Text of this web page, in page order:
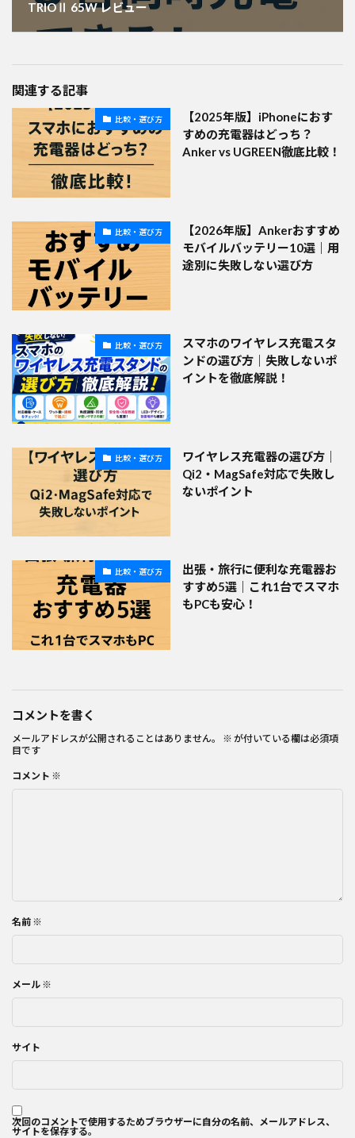
TRIOⅡ 65W レビュー
関連する記事
比較・選び方
【2025年版】iPhoneにおす
すめの充電器はどっち？
Anker vs UGREEN徹底比較！
比較・選び方
【2026年版】Ankerおすすめ
モバイルバッテリー10選｜用
途別に失敗しない選び方
比較・選び方
スマホのワイヤレス充電スタ
ンドの選び方｜失敗しないポ
イントを徹底解説！
比較・選び方
ワイヤレス充電器の選び方｜
Qi2・MagSafe対応で失敗し
ないポイント
比較・選び方
出張・旅行に便利な充電器お
すすめ5選｜これ1台でスマホ
もPCも安心！
コメントを書く
メールアドレスが公開されることはありません。 ※ が付いている欄は必須項
目です
コメント ※
名前 ※
メール ※
サイト
次回のコメントで使用するためブラウザーに自分の名前、メールアドレス、
サイトを保存する。